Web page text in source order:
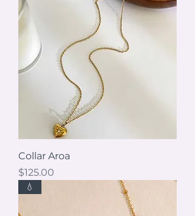
Collar Aroa
Precio
$125.00
💧